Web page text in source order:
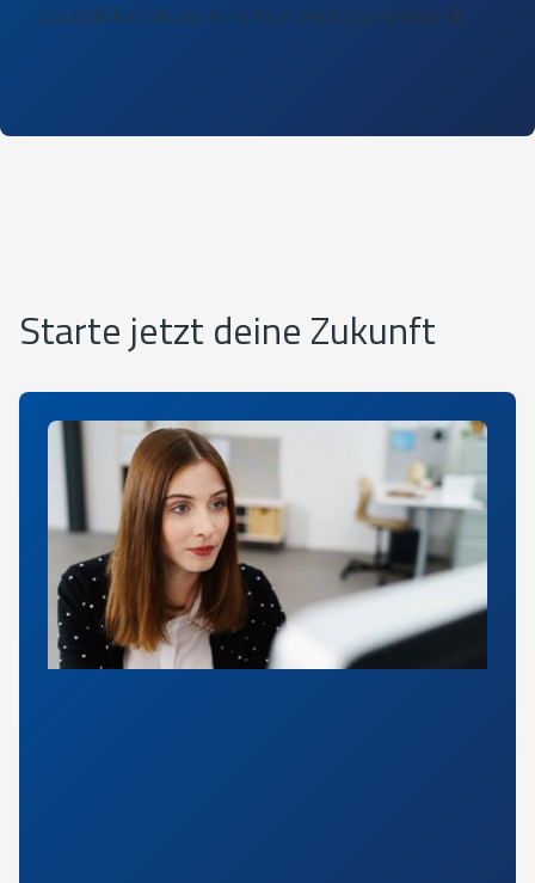
zusätzlichen Studium im Fach Versorgungstechnik.
Starte jetzt deine Zukunft